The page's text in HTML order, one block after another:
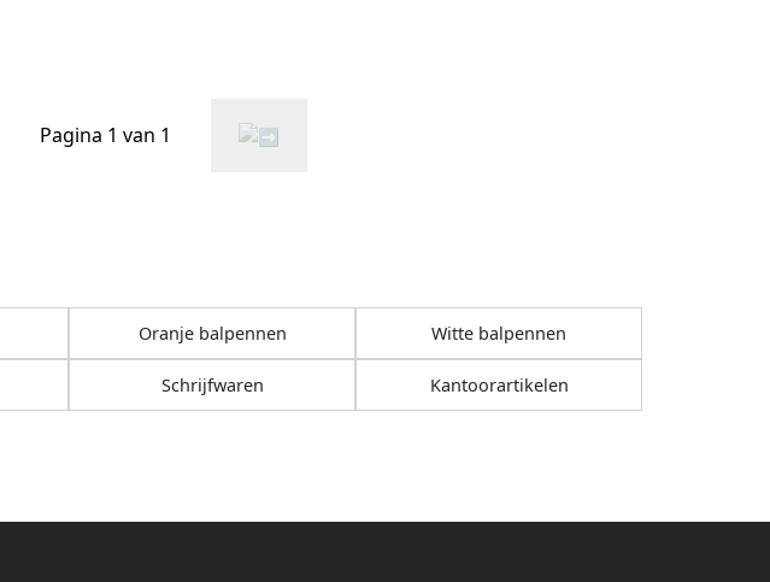
Pagina 1 van 1
Oranje balpennen Witte balpennen
Schrijfwaren Kantoorartikelen